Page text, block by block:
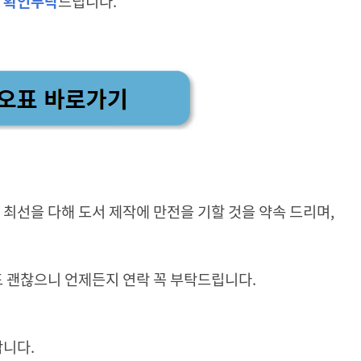
선을 다해 도서 제작에 만전을 기할 것을 약속 드리며,
찮으니 언제든지 연락 꼭 부탁드립니다.
다.